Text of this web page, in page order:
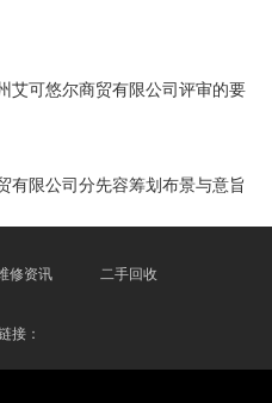
艾可悠尔商贸有限公司评审的要
有限公司分先容筹划布景与意旨
修资讯 二手回收
接：